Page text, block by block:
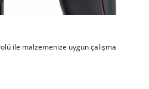
ile malzemenize uygun çalışma